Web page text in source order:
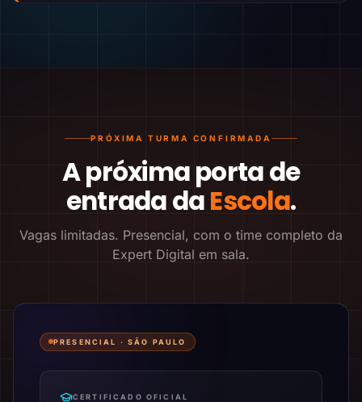
PRÓXIMA TURMA CONFIRMADA
A próxima porta de
entrada daEscola.
Vagas limitadas. Presencial, com o time completo da
Expert Digital em sala.
PRESENCIAL ·SÃO PAULO
CERTIFICADO OFICIAL